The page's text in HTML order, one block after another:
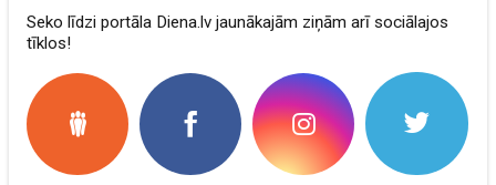
Seko līdzi portāla Diena.lv jaunākajām ziņām arī sociālajos
tīklos!